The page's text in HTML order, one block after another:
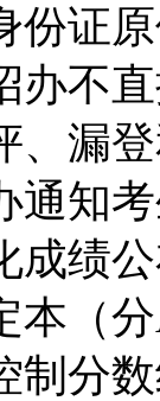
份证
办不
、漏
通知考
成绩
本（
分数